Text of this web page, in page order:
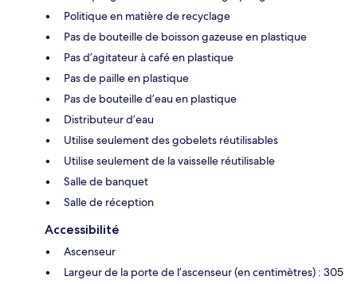
Politique en matière de recyclage
Pas de bouteille de boisson gazeuse en plastique
Pas d’agitateur à café en plastique
Pas de paille en plastique
Pas de bouteille d’eau en plastique
Distributeur d’eau
Utilise seulement des gobelets réutilisables
Utilise seulement de la vaisselle réutilisable
Salle de banquet
Salle de réception
Accessibilité
Ascenseur
Largeur de la porte de l’ascenseur (en centimètres) : 305